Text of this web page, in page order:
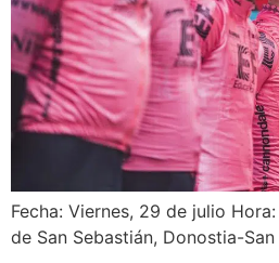
Fecha: Viernes, 29 de julio
de San Sebastián, Donostia-